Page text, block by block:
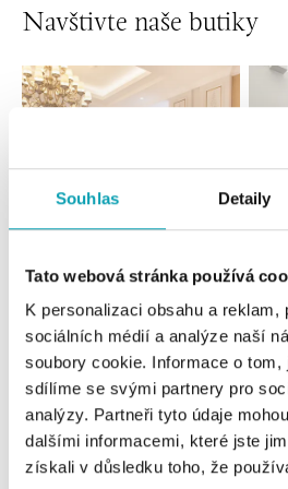
Souhlas Detaily
Tato webová stránka používá
K personalizaci obsahu a
sociálních médií a analýze naší
soubory cookie. Informace o tom,
sdílíme se svými partnery pro
analýzy. Partneři tyto údaje
dalšími informacemi, které jste
získali v důsledku toho, že
Navštivte naše butiky
Všechny Česko
HALADA Pařížská, Praha
Pařížská 7, 110 00 Praha 1
tel.: +420724986111
dnes otevřeno do 19:00